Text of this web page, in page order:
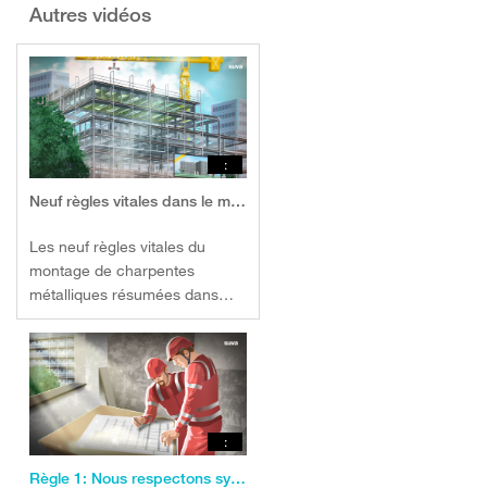
Autres vidéos
:
Neuf règles vitales dans le montage de charpentes métalliques
Les neuf règles vitales du
montage de charpentes
métalliques résumées dans
une vidéo
:
Règle 1: Nous respectons systématiquement le concept de montage